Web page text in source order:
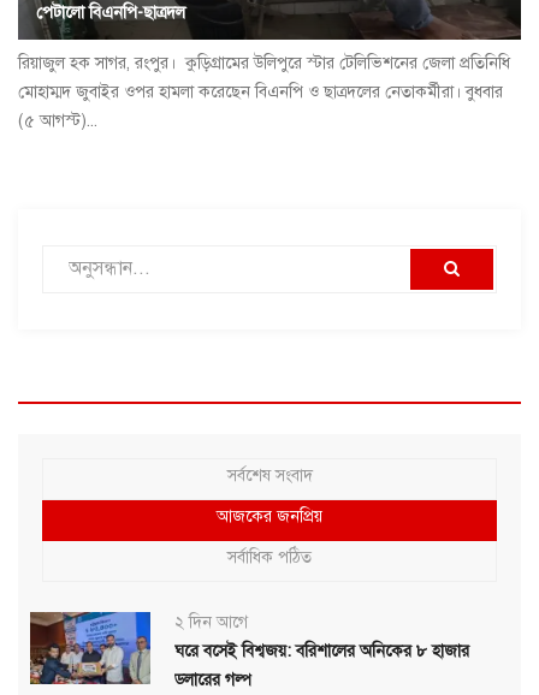
পেটালো বিএনপি-ছাত্রদল
রিয়াজুল হক সাগর, রংপুর। কুড়িগ্রামের উলিপুরে স্টার টেলিভিশনের জেলা প্রতিনিধি
মোহাম্মদ জুবাইর ওপর হামলা করেছেন বিএনপি ও ছাত্রদলের নেতাকর্মীরা। বুধবার
(৫ আগস্ট)...
সর্বশেষ সংবাদ
আজকের জনপ্রিয়
সর্বাধিক পঠিত
২ দিন আগে
ঘরে বসেই বিশ্বজয়: বরিশালের অনিকের ৮ হাজার
ডলারের গল্প